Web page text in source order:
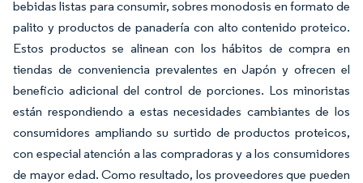
bebidas listas para consumir, sobres monodosis en formato de
palito y productos de panadería con alto contenido proteico.
Estos productos se alinean con los hábitos de compra en
tiendas de conveniencia prevalentes en Japón y ofrecen el
beneficio adicional del control de porciones. Los minoristas
están respondiendo a estas necesidades cambiantes de los
consumidores ampliando su surtido de productos proteicos,
con especial atención a las compradoras y a los consumidores
de mayor edad. Como resultado, los proveedores que pueden